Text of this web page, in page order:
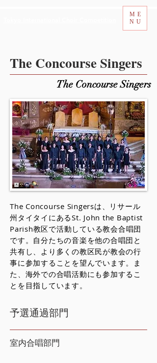
ME
NU
The Concourse Singers
The Concourse Singers
The Concourse Singersは、リサール
州タイタイにあるSt. John the Baptist
Parish教区で活動している教会合唱団
です。自分たちの音楽を他の合唱団と
共有し、より多くの教区民が教会の行
事に参加することを望んでいます。ま
た、海外での合唱活動にも参加するこ
とを目指しています。
予選通過部門
室内合唱部門